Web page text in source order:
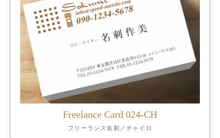
Freelance Card 024-CH
フリーランス名刺／チャイロ